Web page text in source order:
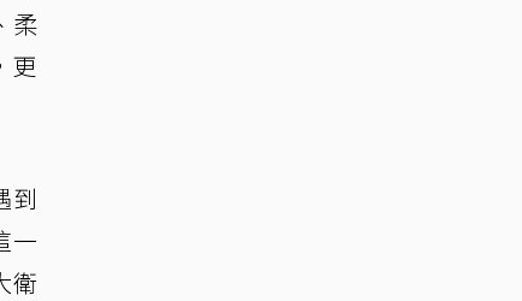
柔
更
到
一
衛